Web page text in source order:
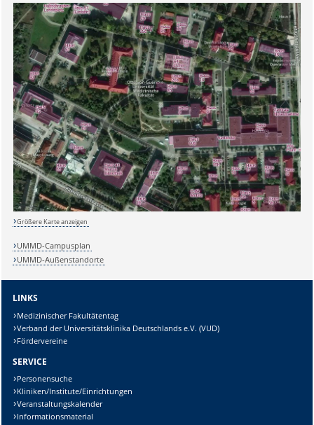
Sicherheitsabfrage:
Lösung:
Größere Karte anzeigen
UMMD-Campusplan
UMMD-Außenstandorte
LINKS
Medizinischer Fakultätentag
Verband der Universitätsklinika Deutschlands e.V. (VUD)
Fördervereine
SERVICE
Personensuche
Kliniken/Institute/Einrichtungen
Veranstaltungskalender
Informationsmaterial